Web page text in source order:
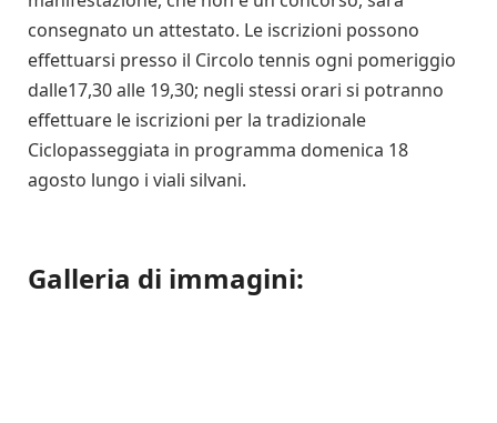
consegnato un attestato. Le iscrizioni possono
effettuarsi presso il Circolo tennis ogni pomeriggio
dalle17,30 alle 19,30; negli stessi orari si potranno
effettuare le iscrizioni per la tradizionale
Ciclopasseggiata in programma domenica 18
agosto lungo i viali silvani.
Galleria di immagini: